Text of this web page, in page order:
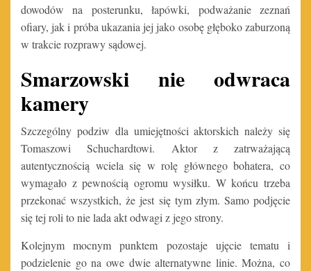
dowodów na posterunku, łapówki, podważanie zeznań
ofiary, jak i próba ukazania jej jako osobę głęboko zaburzoną
w trakcie rozprawy sądowej.
Smarzowski nie odwraca
kamery
Szczególny podziw dla umiejętności aktorskich należy się
Tomaszowi Schuchardtowi. Aktor z zatrważającą
autentycznością wciela się w rolę głównego bohatera, co
wymagało z pewnością ogromu wysiłku. W końcu trzeba
przekonać wszystkich, że jest się tym złym. Samo podjęcie
się tej roli to nie lada akt odwagi z jego strony.
Kolejnym mocnym punktem pozostaje ujęcie tematu i
podzielenie go na owe dwie alternatywne linie. Można, co